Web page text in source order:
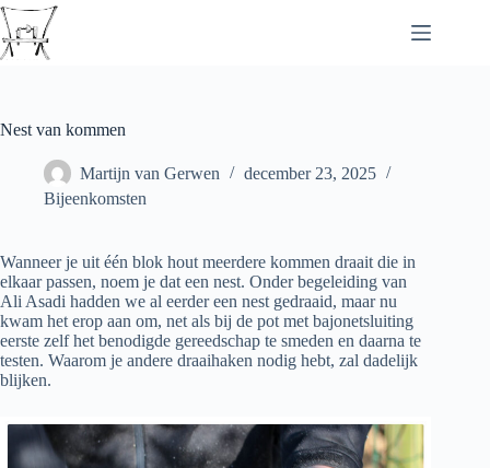
Ga
naar
de
Nest van kommen
Martijn van Gerwen
december 23, 2025
Bijeenkomsten
Wanneer je uit één blok hout meerdere kommen draait die in
elkaar passen, noem je dat een nest. Onder begeleiding van
Ali Asadi hadden we al eerder een nest gedraaid, maar nu
kwam het erop aan om, net als bij de pot met bajonetsluiting
eerste zelf het benodigde gereedschap te smeden en daarna te
testen. Waarom je andere draaihaken nodig hebt, zal dadelijk
blijken.